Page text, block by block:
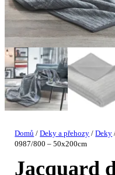
Domů /Deky a přehozy /Deky
0987/800 – 50x200cm
Jacquard